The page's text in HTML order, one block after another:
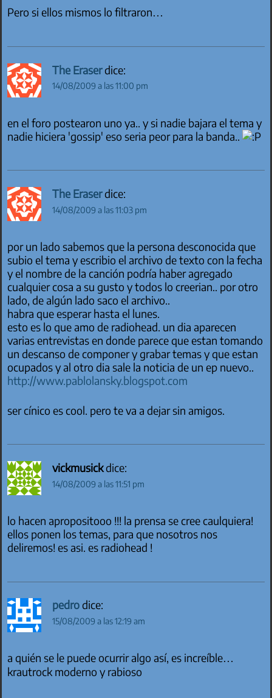
Pero si ellos mismos lo filtraron…
The Eraserdice:
14/08/2009 a las 11:00 pm
en el foro postearon uno ya.. y si nadie bajara el tema y
nadie hiciera 'gossip' eso seria peor para la banda..
The Eraserdice:
14/08/2009 a las 11:03 pm
por un lado sabemos que la persona desconocida que
subio el tema y escribio el archivo de texto con la fecha
y el nombre de la canción podría haber agregado
cualquier cosa a su gusto y todos lo creerian.. por otro
lado, de algún lado saco el archivo..
habra que esperar hasta el lunes.
esto es lo que amo de radiohead. un dia aparecen
varias entrevistas en donde parece que estan tomando
un descanso de componer y grabar temas y que estan
ocupados y al otro dia sale la noticia de un ep nuevo..
http://www.pablolansky.blogspot.com
ser cínico es cool. pero te va a dejar sin amigos.
vickmusickdice:
14/08/2009 a las 11:51 pm
lo hacen apropositooo !!! la prensa se cree caulquiera!
ellos ponen los temas, para que nosotros nos
deliremos! es asi. es radiohead !
pedrodice:
15/08/2009 a las 12:19 am
a quién se le puede ocurrir algo así, es increíble…
krautrock moderno y rabioso